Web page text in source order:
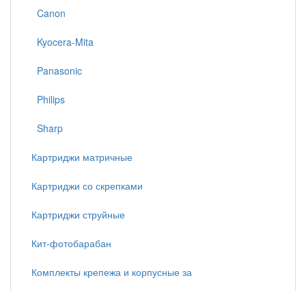
Canon
Kyocera-Mita
Panasonic
Philips
Sharp
Картриджи матричные
Картриджи со скрепками
Картриджи струйные
Кит-фотобарабан
Комплекты крепежа и корпусные за